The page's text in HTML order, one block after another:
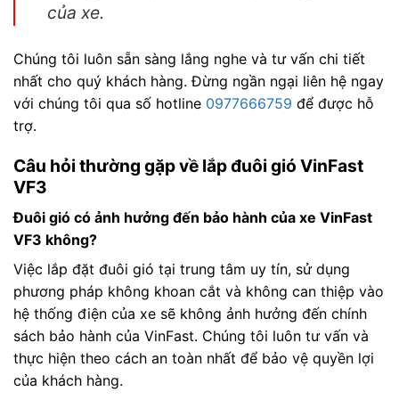
của xe.
Chúng tôi luôn sẵn sàng lắng nghe và tư vấn chi tiết
nhất cho quý khách hàng. Đừng ngần ngại liên hệ ngay
với chúng tôi qua số hotline 0977666759 để được hỗ
trợ.
Câu hỏi thường gặp về lắp đuôi gió VinFast
VF3
Đuôi gió có ảnh hưởng đến bảo hành của xe VinFast
VF3 không?
Việc lắp đặt đuôi gió tại trung tâm uy tín, sử dụng
phương pháp không khoan cắt và không can thiệp vào
hệ thống điện của xe sẽ không ảnh hưởng đến chính
sách bảo hành của VinFast. Chúng tôi luôn tư vấn và
thực hiện theo cách an toàn nhất để bảo vệ quyền lợi
của khách hàng.